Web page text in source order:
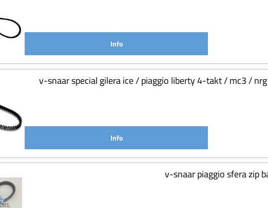
Info
v-snaar special gilera ice / piaggio liberty 4-takt / mc3 /
Info
v-snaar piaggio sfera zip